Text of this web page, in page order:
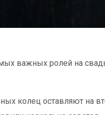
важных ролей на
колец оставляют на